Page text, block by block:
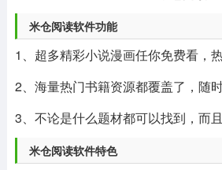
米仓阅读软件功能
1、超多精彩小说漫画任你免费看，
2、海量热门书籍资源都覆盖了，随
3、不论是什么题材都可以找到，而
米仓阅读软件特色